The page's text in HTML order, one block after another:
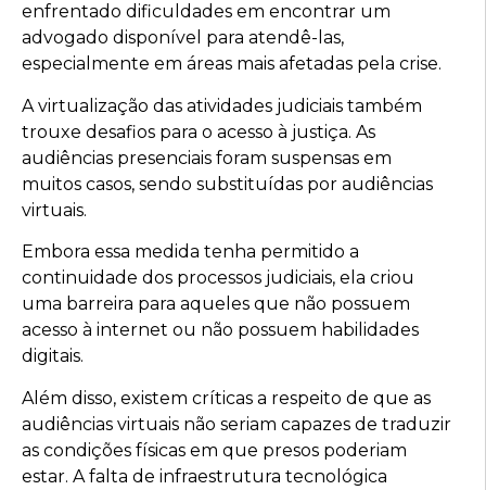
enfrentado dificuldades em encontrar um
advogado disponível para atendê-las,
especialmente em áreas mais afetadas pela crise.
A virtualização das atividades judiciais também
trouxe desafios para o acesso à justiça. As
audiências presenciais foram suspensas em
muitos casos, sendo substituídas por audiências
virtuais.
Embora essa medida tenha permitido a
continuidade dos processos judiciais, ela criou
uma barreira para aqueles que não possuem
acesso à internet ou não possuem habilidades
digitais.
Além disso, existem críticas a respeito de que as
audiências virtuais não seriam capazes de traduzir
as condições físicas em que presos poderiam
estar. A falta de infraestrutura tecnológica